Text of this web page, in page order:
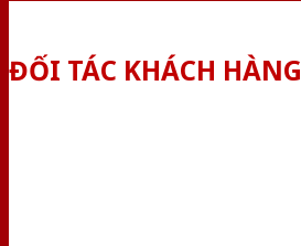
ĐỐI TÁC KHÁCH HÀNG